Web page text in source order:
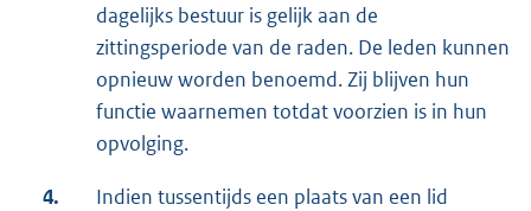
dagelijks bestuur is gelijk aan de
zittingsperiode van de raden. De leden kunnen
opnieuw worden benoemd. Zij blijven hun
functie waarnemen totdat voorzien is in hun
opvolging.
4.
Indien tussentijds een plaats van een lid